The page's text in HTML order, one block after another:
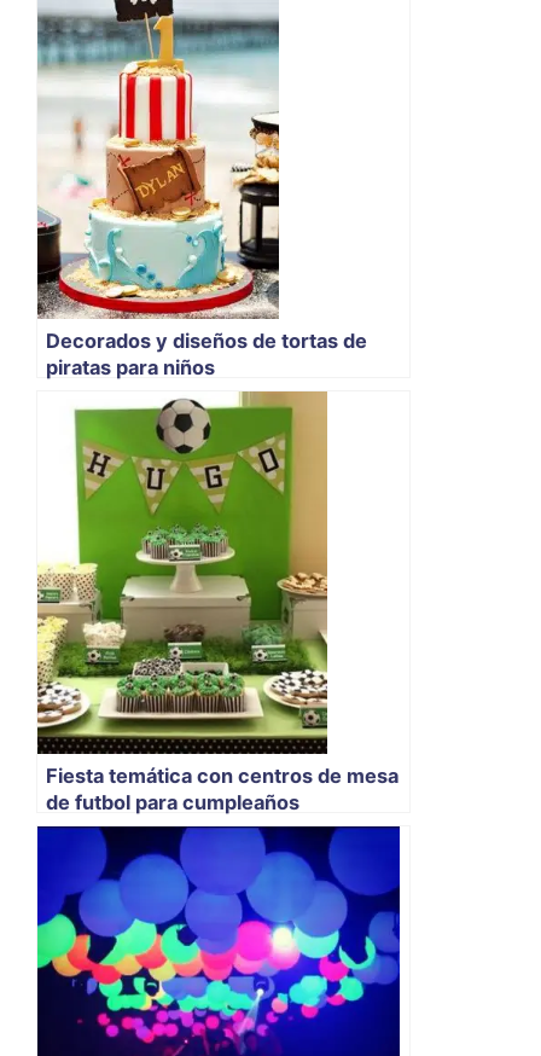
Decorados y diseños de tortas de
piratas para niños
Fiesta temática con centros de mesa
de futbol para cumpleaños